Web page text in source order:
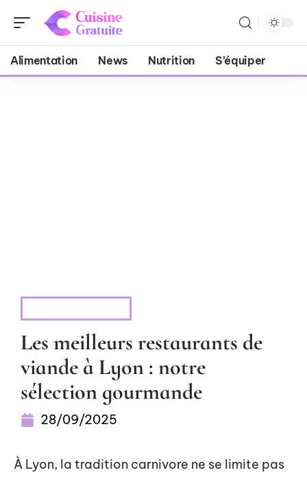
Alimentation News Nutrition S’équiper
Les meilleurs restaurants de
viande à Lyon : notre
sélection gourmande
28/09/2025
À Lyon, la tradition carnivore ne se limite pas